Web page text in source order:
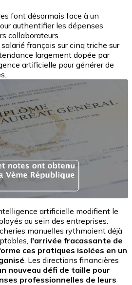
font désormais face à un
authentifier les dépenses
collaborateurs.
français sur cinq triche sur
largement dopée par
artificielle pour générer de
artificielle modifient le
au sein des entreprises.
manuelles rythmaient déjà
l'arrivée fracassante de
ces pratiques isolées en un
. Les directions financières
nouveau défi de taille pour
professionnelles de leurs